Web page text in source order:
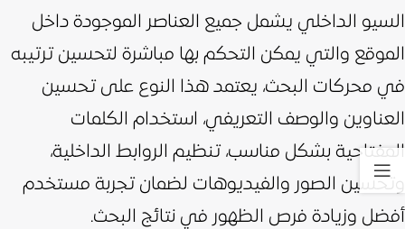
السيو الداخلي يشمل جميع العناصر الموجودة داخل
الموقع والتي يمكن التحكم بها مباشرة لتحسين ترتيبه
في محركات البحث، يعتمد هذا النوع على تحسين
العناوين والوصف التعريفي، استخدام الكلمات
المفتاحية بشكل مناسب، تنظيم الروابط الداخلية،
وتحسين الصور والفيديوهات لضمان تجربة مستخدم
أفضل وزيادة فرص الظهور في نتائج البحث.